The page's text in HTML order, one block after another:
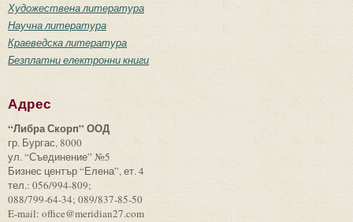
Художествена литература
Научна литература
Краеведска литература
Безплатни електронни книги
Адрес
“Либра Скорп” ООД
гр. Бургас, 8000
ул. “Съединение” №5
Бизнес център “Елена”, ет. 4
тел.: 056/994-809;
088/799-64-34; 089/837-85-50
E-mail: office@meridian27.com